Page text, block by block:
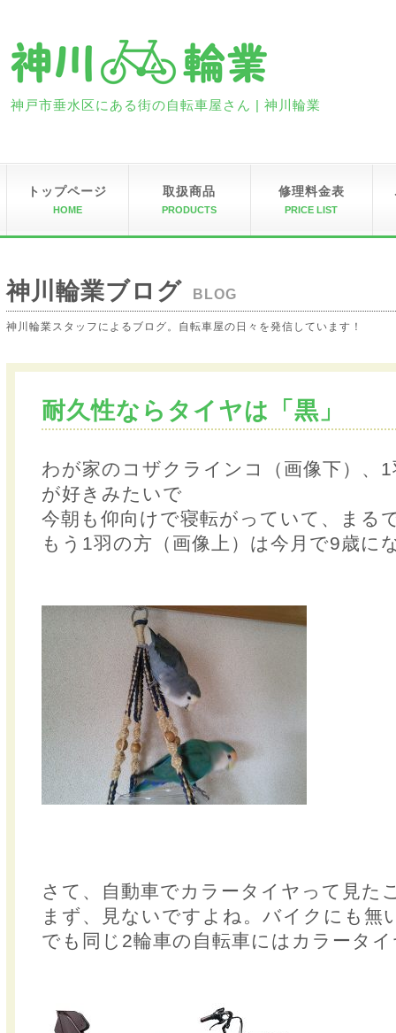
神戸市垂水区にある街の自転車屋さん | 神川輪業
トップページ
HOME
取扱商品
PRODUCTS
修理料金表
PRICE LIST
神川輪業ブログ BLOG
神川輪業スタッフによるブログ。自転車屋の日々を発信しています！
耐久性ならタイヤは「黒」
わが家のコザクラインコ（画像下）、
が好きみたいで
今朝も仰向けで寝転がっていて、まる
もう1羽の方（画像上）は今月で9歳に
さて、自動車でカラータイヤって見た
まず、見ないですよね。バイクにも無
でも同じ2輪車の自転車にはカラータ